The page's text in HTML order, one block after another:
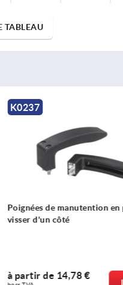
TABLEAU
K1091
Poignées de manutention
ovales
à partir de5,71 €